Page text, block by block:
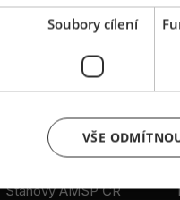
DALŠÍ ODKAZY
Stanovy AMSP ČR
Soubory cílení
VŠE